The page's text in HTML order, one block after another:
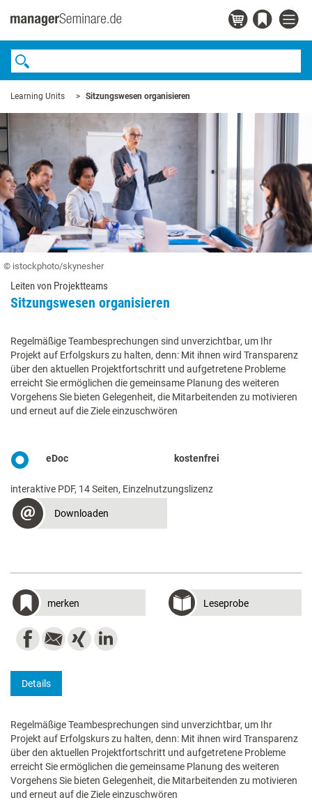
Learning Units Sitzungswesen organisieren
© istockphoto/skynesher
Leiten von Projektteams
Sitzungswesen organisieren
Regelmäßige Teambesprechungen sind unverzichtbar, um Ihr
Projekt auf Erfolgskurs zu halten, denn: Mit ihnen wird Transparenz
über den aktuellen Projektfortschritt und aufgetretene Probleme
erreicht Sie ermöglichen die gemeinsame Planung des weiteren
Vorgehens Sie bieten Gelegenheit, die Mitarbeitenden zu motivieren
und erneut auf die Ziele einzuschwören
eDoc kostenfrei
interaktive PDF, 14 Seiten, Einzelnutzungslizenz
Downloaden
merken Leseprobe
Details
Regelmäßige Teambesprechungen sind unverzichtbar, um Ihr
Projekt auf Erfolgskurs zu halten, denn: Mit ihnen wird Transparenz
über den aktuellen Projektfortschritt und aufgetretene Probleme
erreicht Sie ermöglichen die gemeinsame Planung des weiteren
Vorgehens Sie bieten Gelegenheit, die Mitarbeitenden zu motivieren
und erneut auf die Ziele einzuschwören